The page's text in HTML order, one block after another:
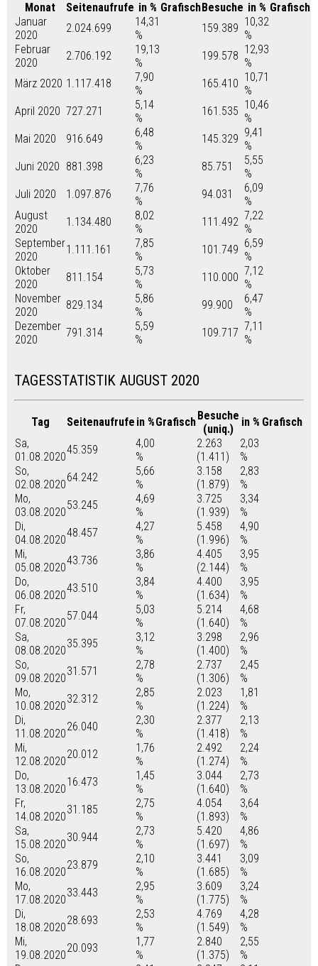
Monat Seitenaufrufe in % GrafischBesuche in % Grafisch
Januar
2020
2.024.699
14,31
%
159.389 10,32
%
Februar
2020
2.706.192
19,13
%
199.578 12,93
%
März 2020 1.117.418
7,90
%
165.410 10,71
%
April 2020 727.271
5,14
%
161.535 10,46
%
Mai 2020
916.649
6,48
%
145.329 9,41
%
Juni 2020 881.398
6,23
%
85.751
5,55
%
Juli 2020
1.097.876
7,76
%
94.031
6,09
%
August
2020
1.134.480
8,02
%
111.492 7,22
%
September
2020
1.111.161
7,85
%
101.749 6,59
%
Oktober
2020
811.154
5,73
%
110.000 7,12
%
November
2020
829.134
5,86
%
99.900
6,47
%
Dezember
2020
791.314
5,59
%
109.717 7,11
%
TAGESSTATISTIK AUGUST 2020
Tag Seitenaufrufe in %GrafischBesuche
(uniq.)
in % Grafisch
Sa,
01.08.2020
45.359
4,00
%
2.263
(1.411)
2,03
%
So,
02.08.2020
64.242
5,66
%
3.158
(1.879)
2,83
%
Mo,
03.08.2020
53.245
4,69
%
3.725
(1.939)
3,34
%
Di,
04.08.2020
48.457
4,27
%
5.458
(1.996)
4,90
%
Mi,
05.08.2020
43.736
3,86
%
4.405
(2.144)
3,95
%
Do,
06.08.2020
43.510
3,84
%
4.400
(1.634)
3,95
%
Fr,
07.08.2020
57.044
5,03
%
5.214
(1.640)
4,68
%
Sa,
08.08.2020
35.395
3,12
%
3.298
(1.400)
2,96
%
So,
09.08.2020
31.571
2,78
%
2.737
(1.306)
2,45
%
Mo,
10.08.2020
32.312
2,85
%
2.023
(1.224)
1,81
%
Di,
11.08.2020
26.040
2,30
%
2.377
(1.418)
2,13
%
Mi,
12.08.2020
20.012
1,76
%
2.492
(1.274)
2,24
%
Do,
13.08.2020
16.473
1,45
%
3.044
(1.640)
2,73
%
Fr,
14.08.2020
31.185
2,75
%
4.054
(1.893)
3,64
%
Sa,
15.08.2020
30.944
2,73
%
5.420
(1.697)
4,86
%
So,
16.08.2020
23.879
2,10
%
3.441
(1.685)
3,09
%
Mo,
17.08.2020
33.443
2,95
%
3.609
(1.775)
3,24
%
Di,
18.08.2020
28.693
2,53
%
4.769
(1.549)
4,28
%
Mi,
19.08.2020
20.093
1,77
%
2.840
(1.375)
2,55
%